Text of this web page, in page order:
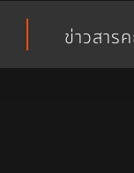
ข่าวสาร